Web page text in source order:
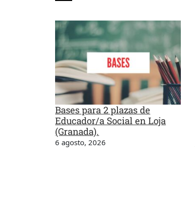
Bases para 2 plazas de
Educador/a Social en Loja
(Granada).
6 agosto, 2026